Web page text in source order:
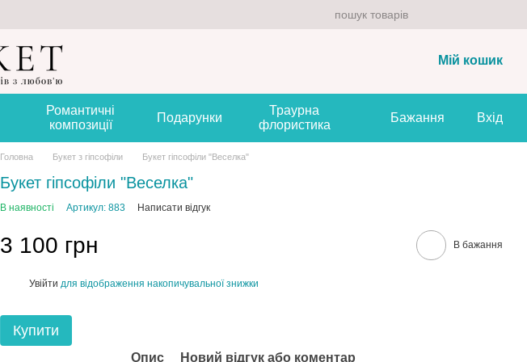
Мій кошик
Романтичні
композиції
Подарунки
Траурна
флористика
Бажання Вхід
Головна Букет з гіпсофіли Букет гіпсофіли "Веселка"
Букет гіпсофіли "Веселка"
В наявності Артикул: 883 Написати відгук
3 100 грн В бажання
Увійти для відображення накопичувальної знижки
Купити
Опис Новий відгук або коментар